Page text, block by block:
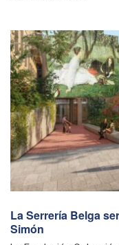
La Serrería Belga
Simón